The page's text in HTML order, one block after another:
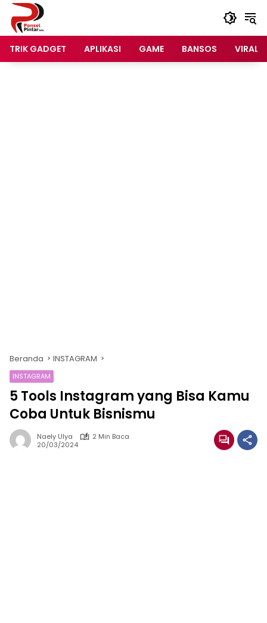
Langsung
konten
TRIK GADGET
APLIKASI GAME BANSOS VIRAL
Beranda INSTAGRAM
INSTAGRAM
5 Tools Instagram yang Bisa Kamu
Coba Untuk Bisnismu
Naely Ulya
2 Min Baca
20/03/2024